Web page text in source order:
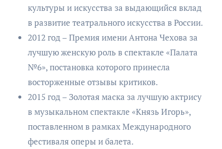
культуры и искусства за выдающийся вклад
в развитие театрального искусства в России.
2012 год – Премия имени Антона Чехова за
лучшую женскую роль в спектакле «Палата
№6», постановка которого принесла
восторженные отзывы критиков.
2015 год – Золотая маска за лучшую актрису
в музыкальном спектакле «Князь Игорь»,
поставленном в рамках Международного
фестиваля оперы и балета.